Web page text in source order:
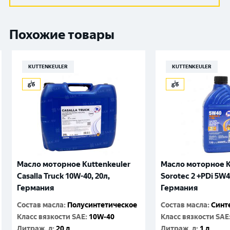
Похожие товары
KUTTENKEULER
Масло моторное Kuttenkeuler
Casalla Truck 10W-40, 20л,
Германия
Состав масла: Полусинтетическое
Класс вязкости SAE: 10W-40
KUTTENKEULER
Масло моторное
Sorotec 2 +PDi
Германия
Состав масла:
Класс вязкости SAE